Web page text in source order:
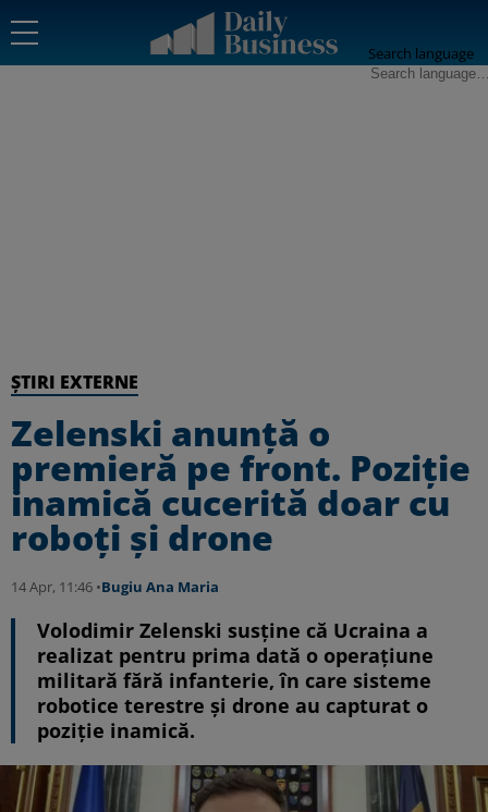
Search language
ȘTIRI EXTERNE
Zelenski anunță o
premieră pe front. Poziție
inamică cucerită doar cu
roboți și drone
14 Apr, 11:46 •Bugiu ⁠Ana Maria
Volodimir Zelenski susține că Ucraina a
realizat pentru prima dată o operațiune
militară fără infanterie, în care sisteme
robotice terestre și drone au capturat o
poziție inamică.